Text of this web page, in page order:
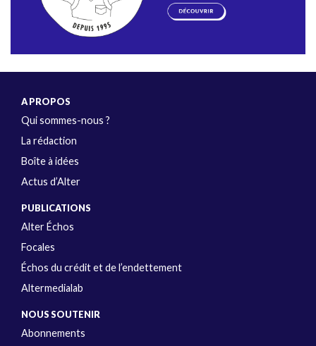
A PROPOS
Qui sommes-nous ?
La rédaction
Boîte à idées
Actus d’Alter
PUBLICATIONS
Alter Échos
Focales
Échos du crédit et de l’endettement
Altermedialab
NOUS SOUTENIR
Abonnements